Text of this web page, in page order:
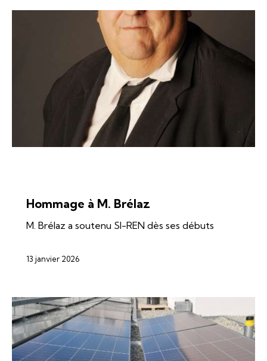
Hommage à M. Brélaz
M. Brélaz a soutenu SI-REN dès ses débuts
13 janvier 2026